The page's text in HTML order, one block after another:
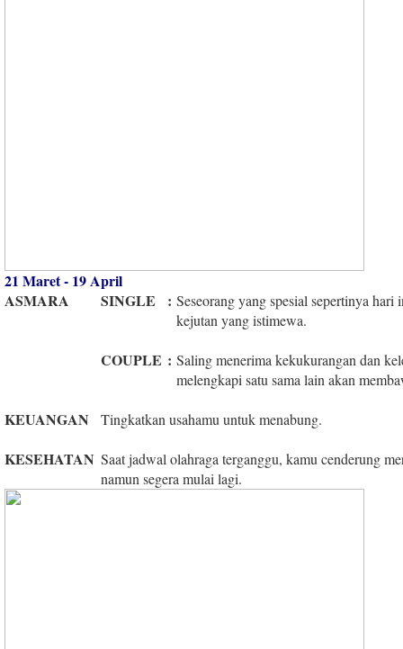
21 Maret - 19 April
ASMARA
SINGLE : Seseorang yang spesial sepertinya
kejutan yang istimewa.
COUPLE : Saling menerima kekukurangan dan
melengkapi satu sama lain akan
KEUANGAN Tingkatkan usahamu untuk menabung.
KESEHATAN Saat jadwal olahraga terganggu, kamu cenderung
namun segera mulai lagi.